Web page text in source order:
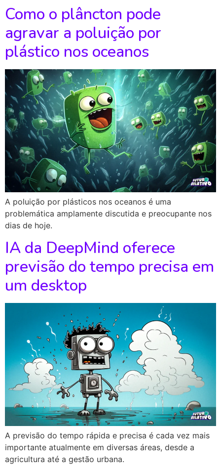
Como o plâncton pode
agravar a poluição por
plástico nos oceanos
A poluição por plásticos nos oceanos é uma
problemática amplamente discutida e preocupante nos
dias de hoje.
IA da DeepMind oferece
previsão do tempo precisa em
um desktop
A previsão do tempo rápida e precisa é cada vez mais
importante atualmente em diversas áreas, desde a
agricultura até a gestão urbana.